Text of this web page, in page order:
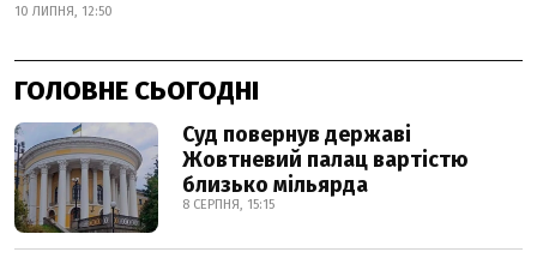
10 ЛИПНЯ, 12:50
ГОЛОВНЕ СЬОГОДНІ
Суд повернув державі
Жовтневий палац вартістю
близько мільярда
8 СЕРПНЯ, 15:15